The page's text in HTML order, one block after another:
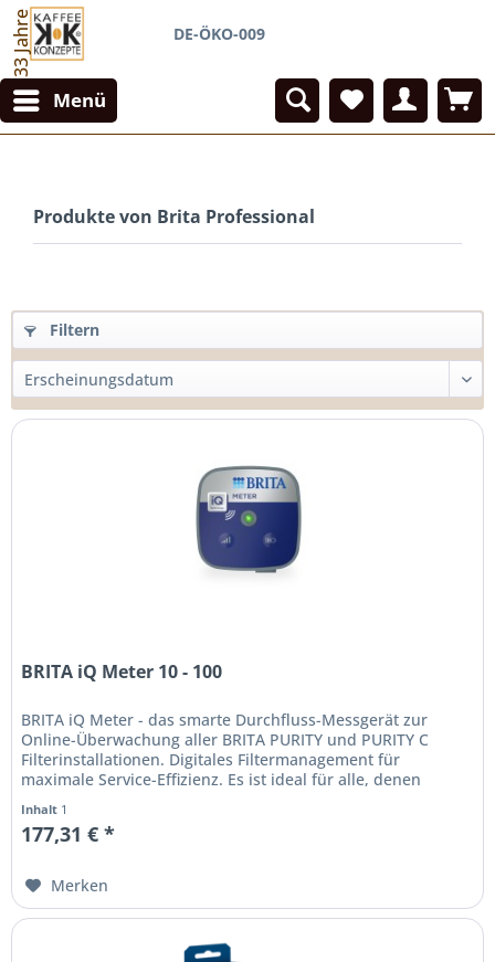
33 Jahre DE-ÖKO-009
Menü
Produkte von Brita Professional
Filtern
BRITA iQ Meter 10 - 100
BRITA iQ Meter - das smarte Durchfluss-Messgerät zur
Online-Überwachung aller BRITA PURITY und PURITY C
Filterinstallationen. Digitales Filtermanagement für
maximale Service-Effizienz. Es ist ideal für alle, denen
Inhalt 1
177,31 € *
Merken